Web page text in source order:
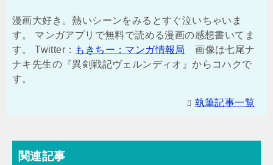
漫画大好き。熱いシーンをみるとすぐ泣いちゃいま
す。 マンガアプリで無料で読める漫画の感想書いてま
す。 Twitter： もきちー：マンガ情報局
画像は七尾ナ
ナキ先生の『異剣戦記ヴェルンディオ』からコハクで
す。
執筆記事一覧
関連記事